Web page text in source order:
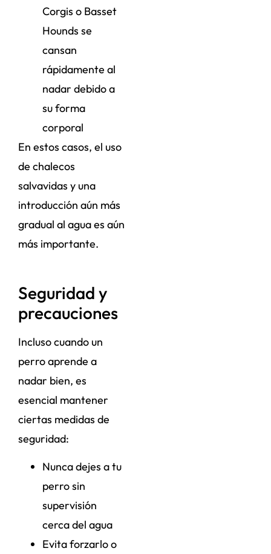
Corgis o Basset
Hounds se
cansan
rápidamente al
nadar debido a
su forma
corporal
En estos casos, el uso
de chalecos
salvavidas y una
introducción aún más
gradual al agua es aún
más importante.
Seguridad y
precauciones
Incluso cuando un
perro aprende a
nadar bien, es
esencial mantener
ciertas medidas de
seguridad:
Nunca dejes a tu
perro sin
supervisión
cerca del agua
Evita forzarlo o